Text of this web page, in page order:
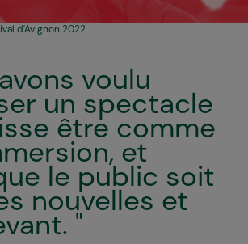
d'Avignon 2022
voulu
un spectacle
être comme
et
le public soit
nouvelles et
"